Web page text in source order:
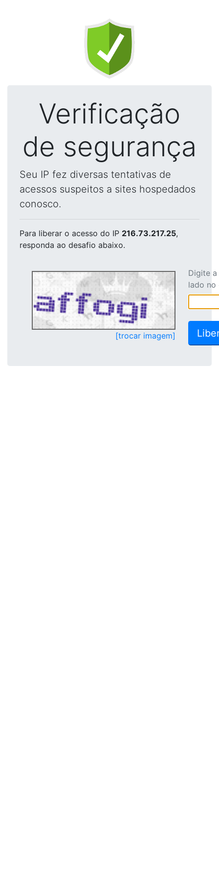
Verificação
de segurança
Seu IP fez diversas tentativas de
acessos suspeitos a sites hospedados
conosco.
Para liberar o acesso do IP 216.73.217.25,
responda ao desafio abaixo.
[trocar imagem]
Digite
lado no